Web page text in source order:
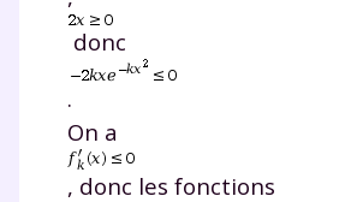
donc
.
On a
, donc les fonctions